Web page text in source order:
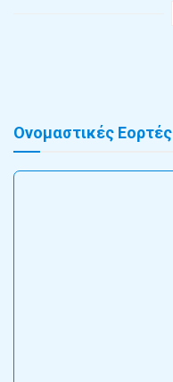
Ονομαστικές Εορτές